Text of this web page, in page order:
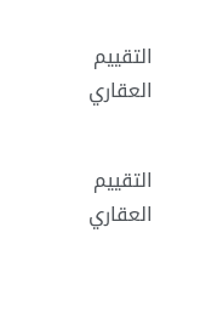
التقييم
العقاري
التقييم
العقاري